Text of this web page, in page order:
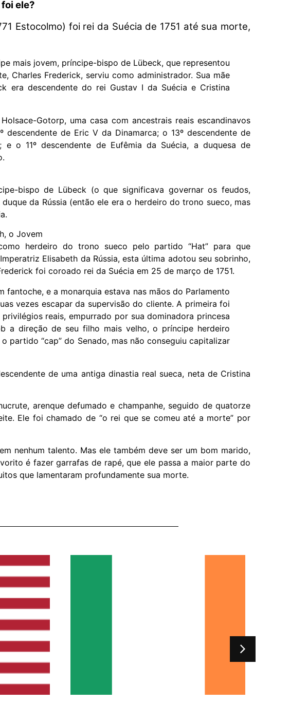
ele?
Estocolmo) foi rei da Suécia de 1751 até sua morte,
mais jovem, príncipe-bispo de Lübeck, que representou
Charles Frederick, serviu como administrador. Sua mãe
era descendente do rei Gustav I da Suécia e Cristina
Gotorp, uma casa com ancestrais reais escandinavos
descendente de Eric V da Dinamarca; o 13º descendente de
e o 11º descendente de Eufêmia da Suécia, a duquesa de
bispo de Lübeck (o que significava governar os feudos,
da Rússia (então ele era o herdeiro do trono sueco, mas
o Jovem
herdeiro do trono sueco pelo partido “Hat” para que
Elisabeth da Rússia, esta última adotou seu sobrinho,
foi coroado rei da Suécia em 25 de março de 1751.
e a monarquia estava nas mãos do Parlamento
vezes escapar da supervisão do cliente. A primeira foi
reais, empurrado por sua dominadora princesa
a direção de seu filho mais velho, o príncipe herdeiro
partido “cap” do Senado, mas não conseguiu capitalizar
de uma antiga dinastia real sueca, neta de Cristina
arenque defumado e champanhe, seguido de quatorze
Ele foi chamado de “o rei que se comeu até a morte” por
nenhum talento. Mas ele também deve ser um bom marido,
é fazer garrafas de rapé, que ele passa a maior parte do
que lamentaram profundamente sua morte.